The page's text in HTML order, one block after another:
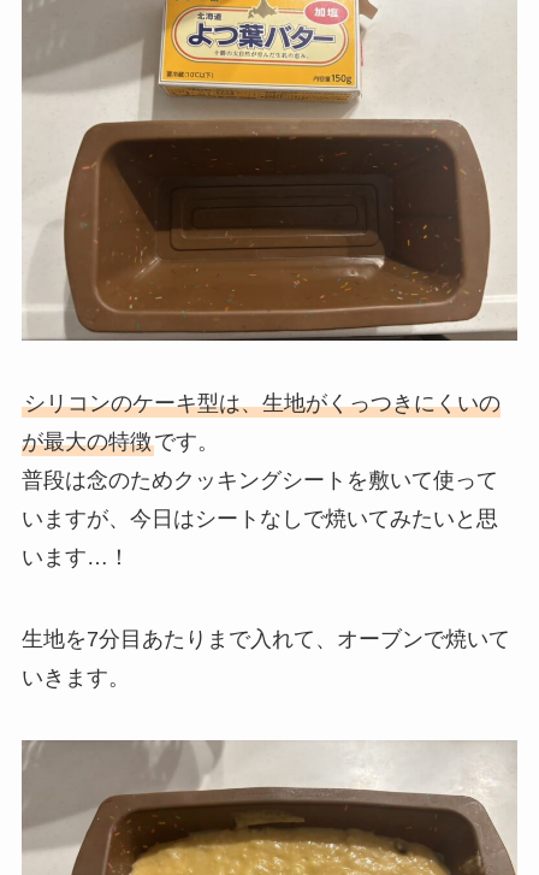
シリコンのケーキ型は、生地がくっつきにくいの
が最大の特徴です。
普段は念のためクッキングシートを敷いて使って
いますが、今日はシートなしで焼いてみたいと思
います…！
生地を7分目あたりまで入れて、オーブンで焼いて
いきます。